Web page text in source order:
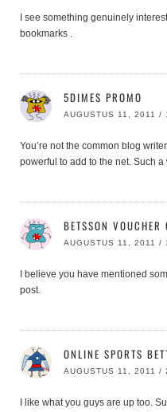
I see something genuinely
bookmarks .
5DIMES PROMO
AUGUSTUS 11, 2011 /
You’re not the common blog
powerful to add to the net. Such
BETSSON VOUCHER
AUGUSTUS 11, 2011 /
I believe you have mentioned
post.
ONLINE SPORTS
AUGUSTUS 11, 2011 /
I like what you guys are up too.